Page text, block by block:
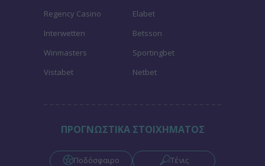
Regency Casino
Elabet
Interwetten
Betsson
Winmasters
Sportingbet
Vistabet
Netbet
ΠΡΟΓΝΩΣΤΙΚΑ ΣΤΟΙΧΗΜΑΤΟΣ
Ποδόσφαιρο
Τένις